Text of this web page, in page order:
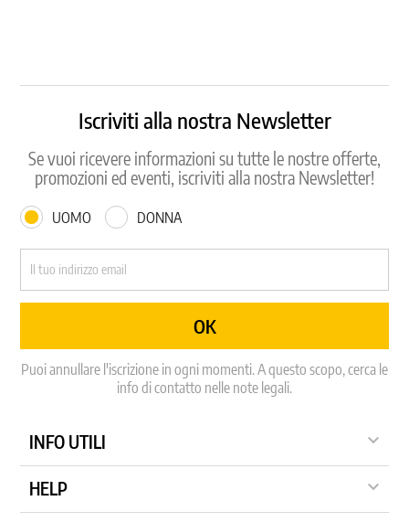
Iscriviti alla nostra Newsletter
Se vuoi ricevere informazioni su tutte le nostre offerte,
promozioni ed eventi, iscriviti alla nostra Newsletter!
UOMO DONNA
Puoi annullare l'iscrizione in ogni momenti. A questo scopo, cerca le
info di contatto nelle note legali.
INFO UTILI 
HELP 